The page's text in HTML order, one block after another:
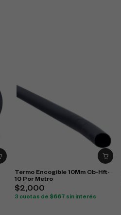
Termo Encogible 10Mm Cb-Hft-
10 Por Metro
$2,000
3 cuotas de $667 sin interés